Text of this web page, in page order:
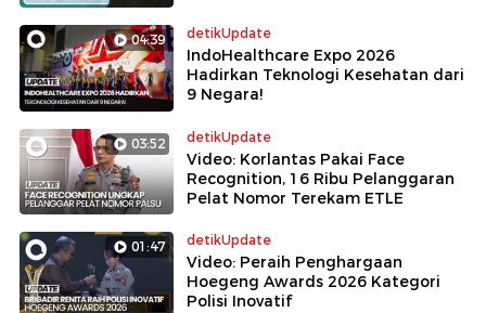
04:39 detikUpdate
IndoHealthcare Expo 2026
Hadirkan Teknologi Kesehatan dari
9 Negara!
03:52 detikUpdate
Video: Korlantas Pakai Face
Recognition, 16 Ribu Pelanggaran
Pelat Nomor Terekam ETLE
01:47 detikUpdate
Video: Peraih Penghargaan
Hoegeng Awards 2026 Kategori
Polisi Inovatif